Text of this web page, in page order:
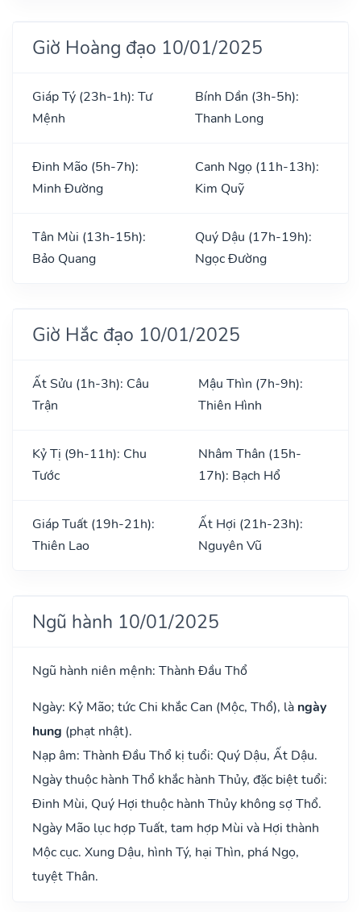
Giờ Hoàng đạo 10/01/2025
Giáp Tý (23h-1h): Tư
Mệnh
Bính Dần (3h-5h):
Thanh Long
Đinh Mão (5h-7h):
Minh Đường
Canh Ngọ (11h-13h):
Kim Quỹ
Tân Mùi (13h-15h):
Bảo Quang
Quý Dậu (17h-19h):
Ngọc Đường
Giờ Hắc đạo 10/01/2025
Ất Sửu (1h-3h): Câu
Trận
Mậu Thìn (7h-9h):
Thiên Hình
Kỷ Tị (9h-11h): Chu
Tước
Nhâm Thân (15h-
17h): Bạch Hổ
Giáp Tuất (19h-21h):
Thiên Lao
Ất Hợi (21h-23h):
Nguyên Vũ
Ngũ hành 10/01/2025
Ngũ hành niên mệnh: Thành Đầu Thổ
Ngày: Kỷ Mão; tức Chi khắc Can (Mộc, Thổ), là ngày
hung (phạt nhật).
Nạp âm: Thành Đầu Thổ kị tuổi: Quý Dậu, Ất Dậu.
Ngày thuộc hành Thổ khắc hành Thủy, đặc biệt tuổi:
Đinh Mùi, Quý Hợi thuộc hành Thủy không sợ Thổ.
Ngày Mão lục hợp Tuất, tam hợp Mùi và Hợi thành
Mộc cục. Xung Dậu, hình Tý, hại Thìn, phá Ngọ,
tuyệt Thân.